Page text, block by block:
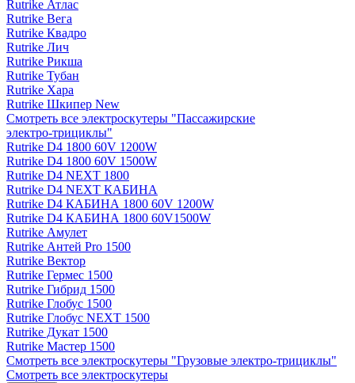
Rutrike Атлас
Rutrike Вега
Rutrike Квадро
Rutrike Лич
Rutrike Рикша
Rutrike Тубан
Rutrike Хара
Rutrike Шкипер New
Смотреть все электро­скутеры "Пассажирские
электро‑трициклы"
Rutrike D4 1800 60V 1200W
Rutrike D4 1800 60V 1500W
Rutrike D4 NEXT 1800
Rutrike D4 NEXT КАБИНА
Rutrike D4 КАБИНА 1800 60V 1200W
Rutrike D4 КАБИНА 1800 60V1500W
Rutrike Амулет
Rutrike Антей Pro 1500
Rutrike Вектор
Rutrike Гермес 1500
Rutrike Гибрид 1500
Rutrike Глобус 1500
Rutrike Глобус NEXT 1500
Rutrike Дукат 1500
Rutrike Мастер 1500
Смотреть все электро­скутеры "Грузовые электро‑трициклы"
Смотреть все электро­скутеры